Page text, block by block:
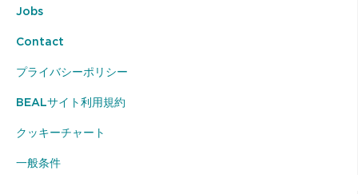
Jobs
Contact
プライバシーポリシー
BEALサイト利用規約
クッキーチャート
一般条件